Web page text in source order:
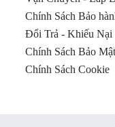
Bộ điều nhiệt
Điều hòa
Hệ thống
Chính Sách Bảo
Đổi Trả - Khiếu Nại
Chính Sách Bảo Mật
Chính Sách Cookie